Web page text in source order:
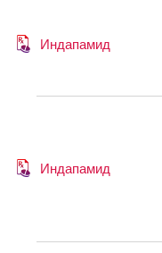
Индапамид
Индапамид